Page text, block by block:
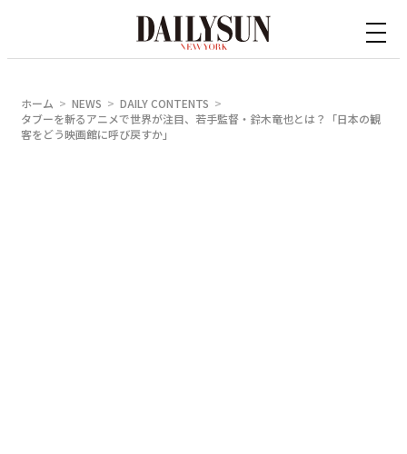
ホーム NEWS
DAILY CONTENTS
タブーを斬るアニメで世界が注目、若手監督・鈴木竜也とは？「日本の観
客をどう映画館に呼び戻すか」